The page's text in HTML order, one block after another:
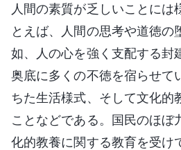
人間の素質が乏しいことには
とえば、人間の思考や道徳の
如、人の心を強く支配する封
奥底に多くの不徳を宿らせて
ちた生活様式、そして文化的
ことなどである。国民のほぼ
化的教養に関する教育を受け